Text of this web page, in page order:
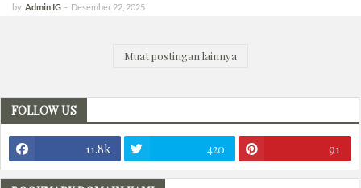
by Admin IG - Desember 22, 2025
Muat postingan lainnya
FOLLOW US
11.8k 420 91